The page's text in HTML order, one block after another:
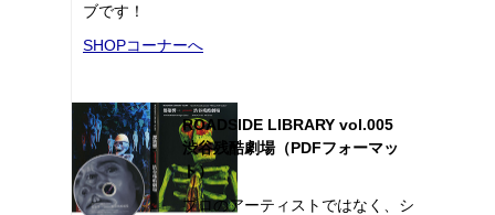
ブです！
SHOPコーナーへ
ROADSIDE LIBRARY vol.005
渋谷残酷劇場（PDFフォーマッ
ト）
プロのアーティストではなく、シ